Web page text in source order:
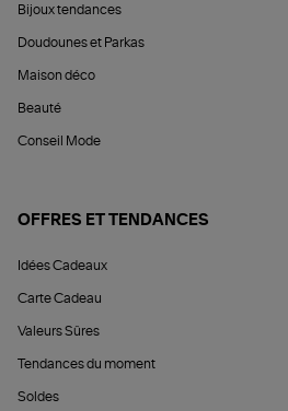
Bijoux tendances
Doudounes et Parkas
Maison déco
Beauté
Conseil Mode
OFFRES ET TENDANCES
Idées Cadeaux
Carte Cadeau
Valeurs Sûres
Tendances du moment
Soldes